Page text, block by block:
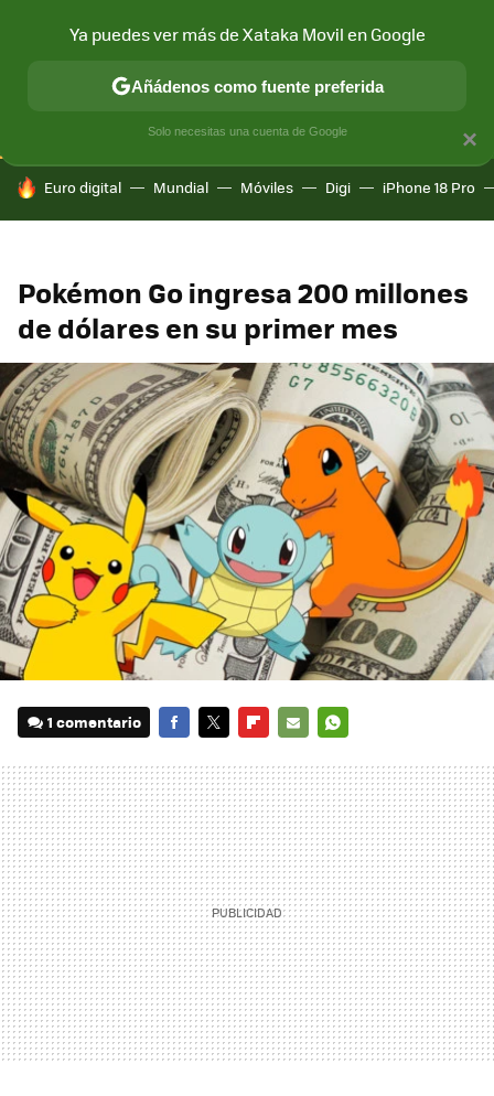
CONECTIVIDAD MÓVIL Y SOCIEDAD APLICACIONES
HOY SE HABLA DE
Euro digital Mundial Móviles Digi iPhone 18 Pro
Pokémon Go ingresa 200 millones
de dólares en su primer mes
1 comentario
MAIL
×
Ya puedes ver más de Xataka Movil en Google
Añádenos como fuente preferida
Solo necesitas una cuenta de Google